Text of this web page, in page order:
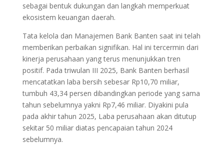
sebagai bentuk dukungan dan langkah memperkuat
ekosistem keuangan daerah.
Tata kelola dan Manajemen Bank Banten saat ini telah
memberikan perbaikan signifikan. Hal ini tercermin dari
kinerja perusahaan yang terus menunjukkan tren
positif. Pada triwulan III 2025, Bank Banten berhasil
mencatatkan laba bersih sebesar Rp10,70 miliar,
tumbuh 43,34 persen dibandingkan periode yang sama
tahun sebelumnya yakni Rp7,46 miliar. Diyakini pula
pada akhir tahun 2025, Laba perusahaan akan ditutup
sekitar 50 miliar diatas pencapaian tahun 2024
sebelumnya.